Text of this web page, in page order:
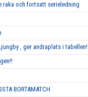
raka och fortsatt serieledning
, ger andraplats i tabellen!
BORTAMATCH